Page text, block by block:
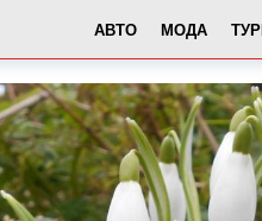
АВТО МОДА